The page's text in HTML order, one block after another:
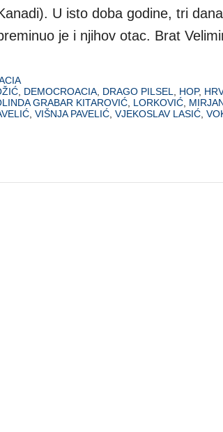
U isto doba godine, tri
je i njihov otac. Brat
, DEMOCROACIA, DRAGO PILSEL, HOP,
GRABAR KITAROVIĆ, LORKOVIĆ,
, VIŠNJA PAVELIĆ, VJEKOSLAV LASIĆ,